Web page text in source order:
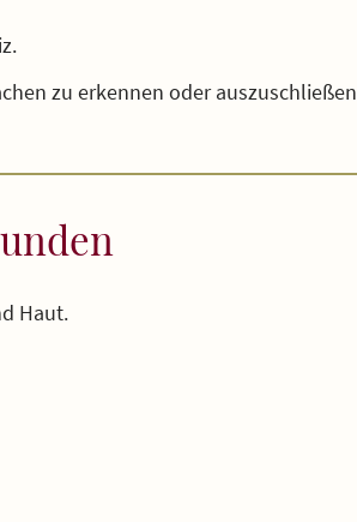
zu erkennen oder auszuschließen
Haut.